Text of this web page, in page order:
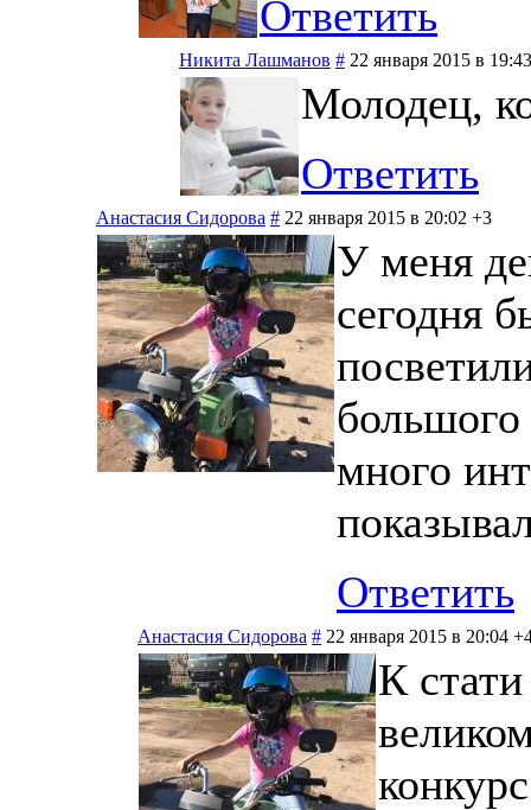
Ответить
Никита Лашманов # 22 января 2015 в 19:43
Молодец,
Ответить
Анастасия Сидорова # 22 января 2015 в 20:02 +3
У меня
сегодня
большого
много
Ответить
Анастасия Сидорова # 22 января 2015 в 20:04
К